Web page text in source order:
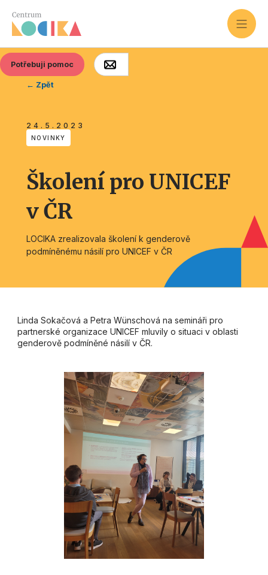
Potřebuji pomoc
← Zpět
24.5.2023
NOVINKY
Školení pro UNICEF
v ČR
LOCIKA zrealizovala školení k genderově
podmíněnému násilí pro UNICEF v ČR
Linda Sokačová a Petra Wünschová na semináři pro
partnerské organizace UNICEF mluvily o situaci v oblasti
genderově podmíněné násilí v ČR.